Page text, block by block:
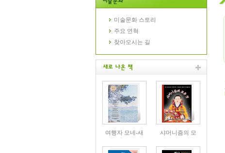
미술문화 스토리
주요 연혁
찾아오시는 길
여행자 모네-새 샤머니즘의 모